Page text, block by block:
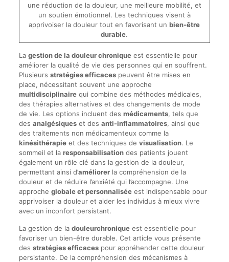
une réduction de la douleur, une meilleure mobilité, et
un soutien émotionnel. Les techniques visent à
apprivoiser la douleur tout en favorisant unbien-être
durable.
La gestion de la douleur chroniqueest essentielle pour
améliorer la qualité de vie des personnes qui en souffrent.
Plusieurs stratégies efficacespeuvent être mises en
place, nécessitant souvent une approche
multidisciplinairequi combine des méthodes médicales,
des thérapies alternatives et des changements de mode
de vie. Les options incluent des médicaments, tels que
des analgésiqueset des anti-inflammatoires, ainsi que
des traitements non médicamenteux comme la
kinésithérapieet des techniques de visualisation. Le
sommeil et la responsabilisationdes patients jouent
également un rôle clé dans la gestion de la douleur,
permettant ainsi d’améliorerla compréhension de la
douleur et de réduire l’anxiété qui l’accompagne. Une
approche globale et personnaliséeest indispensable pour
apprivoiser la douleur et aider les individus à mieux vivre
avec un inconfort persistant.
La gestion de la douleurchroniqueest essentielle pour
favoriser un bien-être durable. Cet article vous présente
des stratégies efficacespour appréhender cette douleur
persistante. De la compréhension des mécanismes à